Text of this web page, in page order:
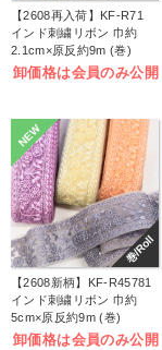
【2608再入荷】KF-R71
インド刺繍リボン 巾約
2.1cm×原反約9m (巻)
卸価格は会員のみ公開
NEW
巻/Roll
【2608新柄】KF-R45781
インド刺繍リボン 巾約
5cm×原反約9m (巻)
卸価格は会員のみ公開